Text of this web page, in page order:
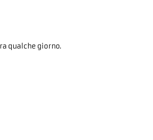
qualche giorno.